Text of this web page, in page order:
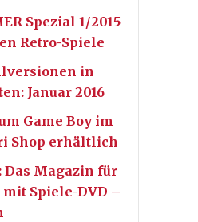
Spezial 1/2015
Retro-Spiele
in
Januar 2016
Game Boy im
Shop erhältlich
Das Magazin für
Spiele-DVD –